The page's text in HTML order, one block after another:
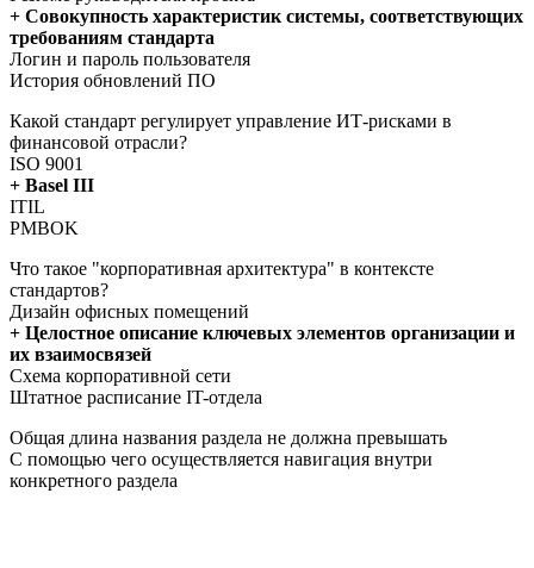
+ Совокупность характеристик системы, соответствующих
требованиям стандарта
Логин и пароль пользователя
История обновлений ПО
Какой стандарт регулирует управление ИТ-рисками в
финансовой отрасли?
ISO 9001
+ Basel III
ITIL
PMBOK
Что такое "корпоративная архитектура" в контексте
стандартов?
Дизайн офисных помещений
+ Целостное описание ключевых элементов организации и
их взаимосвязей
Схема корпоративной сети
Штатное расписание IT-отдела
Общая длина названия раздела не должна превышать
С помощью чего осуществляется навигация внутри
конкретного раздела